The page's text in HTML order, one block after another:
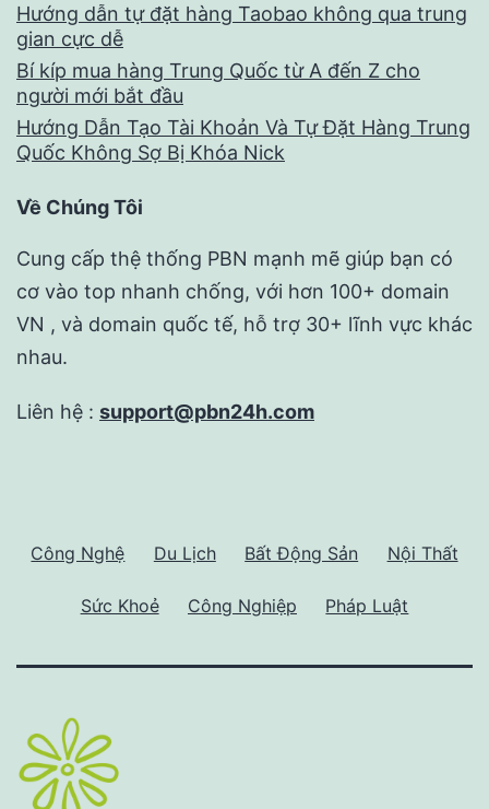
Hướng dẫn tự đặt hàng Taobao không qua trung
gian cực dễ
Bí kíp mua hàng Trung Quốc từ A đến Z cho
người mới bắt đầu
Hướng Dẫn Tạo Tài Khoản Và Tự Đặt Hàng Trung
Quốc Không Sợ Bị Khóa Nick
Về Chúng Tôi
Cung cấp thệ thống PBN mạnh mẽ giúp bạn có
cơ vào top nhanh chống, với hơn 100+ domain
VN , và domain quốc tế, hỗ trợ 30+ lĩnh vực khác
nhau.
Liên hệ : support@pbn24h.com
Công Nghệ Du Lịch Bất Động Sản Nội Thất
Sức Khoẻ Công Nghiệp Pháp Luật